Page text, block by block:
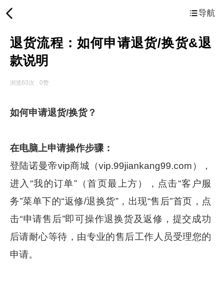
导航
退货流程：如何申请退货/换货&退
款说明
浏览63次 0赞
如何申请退货/换货？
在电脑上申请操作步骤：
登陆诺曼帝vip商城（vip.99jiankang99.com），
进入“我的订单”（首页最上方），点击“客户服
务”菜单下的“返修/退换货”，出现“售后”首页，点
击“申请售后”即可操作退换货及返修，提交成功
后请耐心等待，由专业的售后工作人员受理您的
申请。